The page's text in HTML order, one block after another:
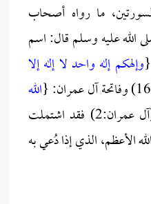
ما رواه أصحاب
الله عليه وسلم قال: اسم
{وإلهكم إله واحد لا إله إلا
الله
} (آل عمران:2) فقد اشتملت
الأعظم، الذي إذا دُعي به